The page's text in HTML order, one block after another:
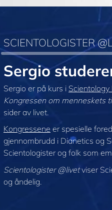
SCIENTOLOGISTER
Sergio
Sergio er på kurs i Scientology
Kongressen om menneskets
sider av livet.
Kongressene er spesielle
gjennombrudd i Dianetics og
Scientologister og folk som
Scientologister @livetviser
og åndelig.